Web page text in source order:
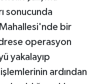
sonucunda
Mahallesi'nde bir
operasyon
yakalayıp
ardından